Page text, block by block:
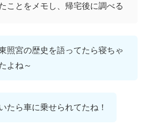
ことをメモし、帰宅後に調べる
照宮の歴史を語ってたら寝ちゃ
よね～
たら車に乗せられてたね！